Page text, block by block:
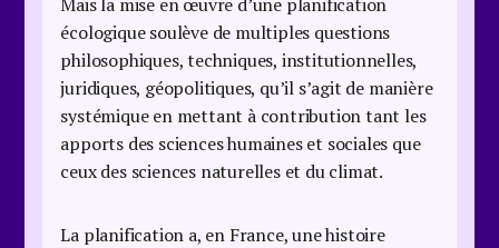
écologique soulève de multiples questions
philosophiques, techniques, institutionnelles,
juridiques, géopolitiques, qu’il s’agit de manière
systémique en mettant à contribution tant les
apports des sciences humaines et sociales que
ceux des sciences naturelles et du climat.
La planification a, en France, une histoire